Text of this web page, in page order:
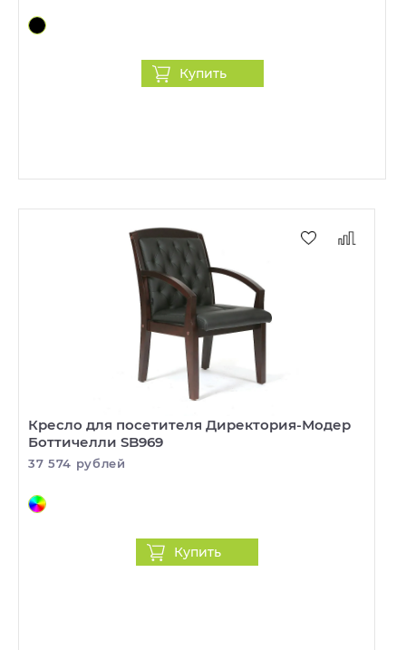
Купить
Кресло для посетителя Директория-Модер
Боттичелли SB969
37 574 рублей
Купить